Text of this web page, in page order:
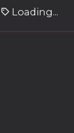
Loading...